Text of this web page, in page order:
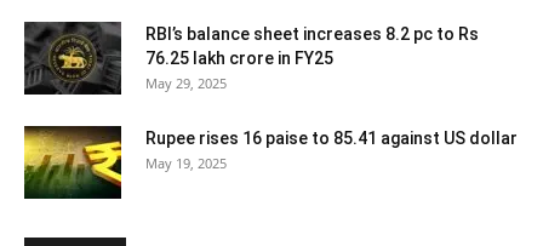
RBI’s balance sheet increases 8.2 pc to Rs
76.25 lakh crore in FY25
May 29, 2025
Rupee rises 16 paise to 85.41 against US dollar
May 19, 2025